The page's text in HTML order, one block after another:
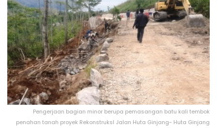
Pengerjaan bagian minor berupa pemasangan batu kali tembok
penahan tanah proyek RekonstruksI Jalan Huta Ginjang- Huta Ginjang